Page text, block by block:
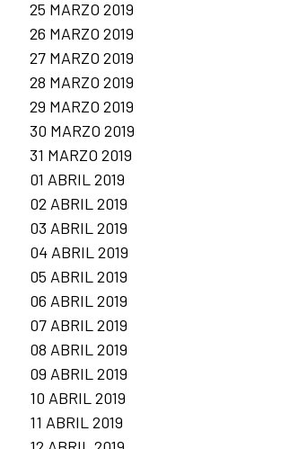
25 MARZO 2019
26 MARZO 2019
27 MARZO 2019
28 MARZO 2019
29 MARZO 2019
30 MARZO 2019
31 MARZO 2019
01 ABRIL 2019
02 ABRIL 2019
03 ABRIL 2019
04 ABRIL 2019
05 ABRIL 2019
06 ABRIL 2019
07 ABRIL 2019
08 ABRIL 2019
09 ABRIL 2019
10 ABRIL 2019
11 ABRIL 2019